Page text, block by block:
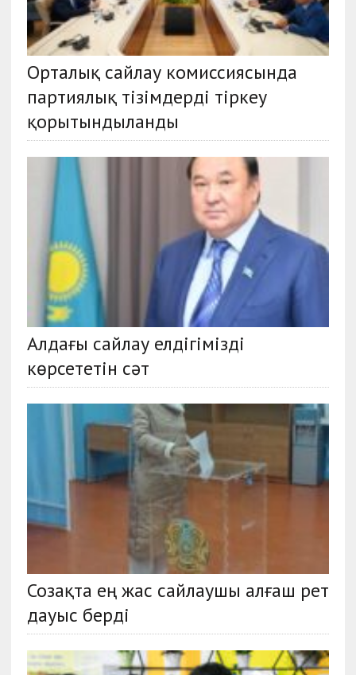
Орталық сайлау комиссиясында
партиялық тізімдерді тіркеу
қорытындыланды
Алдағы сайлау елдігімізді
көрсететін сәт
Созақта ең жас сайлаушы алғаш рет
дауыс берді